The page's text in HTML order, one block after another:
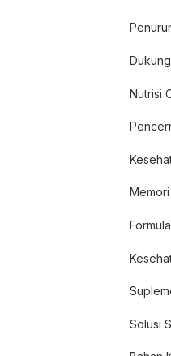
Nutrisi
Solusi